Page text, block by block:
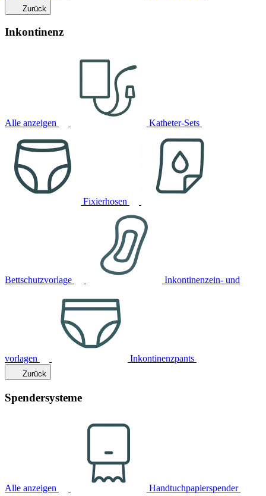
Zurück
Inkontinenz
Alle anzeigen Katheter-Sets
Fixierhosen
Bettschutzvorlage Inkontinenzein- und
vorlagen Inkontinenzpants
Zurück
Spendersysteme
Alle anzeigen Handtuchpapierspender